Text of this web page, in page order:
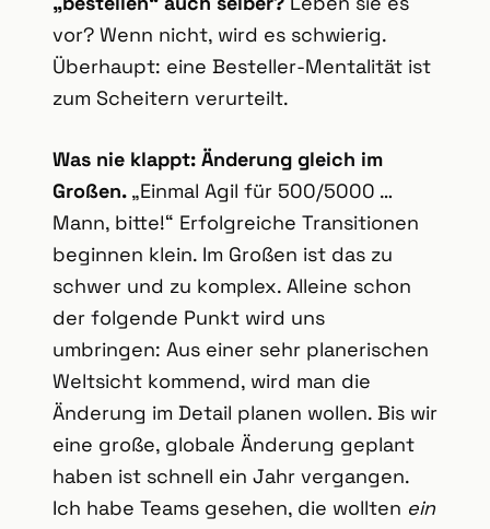
vor? Wenn nicht, wird es schwierig.
Überhaupt: eine Besteller-Mentalität ist
zum Scheitern verurteilt.
Was nie klappt: Änderung gleich im
Großen. „Einmal Agil für 500/5000 …
Mann, bitte!“ Erfolgreiche Transitionen
beginnen klein. Im Großen ist das zu
schwer und zu komplex. Alleine schon
der folgende Punkt wird uns
umbringen: Aus einer sehr planerischen
Weltsicht kommend, wird man die
Änderung im Detail planen wollen. Bis wir
eine große, globale Änderung geplant
haben ist schnell ein Jahr vergangen.
Ich habe Teams gesehen, die wollten ein